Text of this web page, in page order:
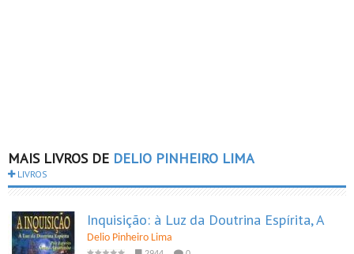
MAIS LIVROS DE DELIO PINHEIRO LIMA
LIVROS
Inquisição: à Luz da Doutrina Espírita, A
Delio Pinheiro Lima